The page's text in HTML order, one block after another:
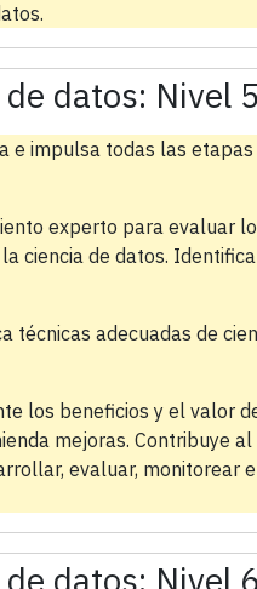
datos: Nivel 5
e impulsa todas las
experto para evaluar
ciencia de datos.
técnicas adecuadas de
los beneficios y el valor
mejoras. Contribuye
evaluar, monitorear
datos: Nivel 6